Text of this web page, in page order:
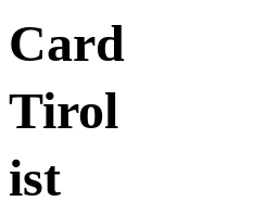
Card
Tirol
ist